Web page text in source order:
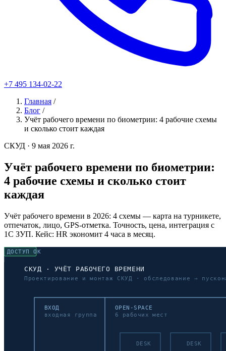
+7 495 134-02-22
Главная /
Блог /
Учёт рабочего времени по биометрии: 4 рабочие схемы
и сколько стоит каждая
СКУД · 9 мая 2026 г.
Учёт рабочего времени по биометрии:
4 рабочие схемы и сколько стоит
каждая
Учёт рабочего времени в 2026: 4 схемы — карта на турникете,
отпечаток, лицо, GPS-отметка. Точность, цена, интеграция с
1С ЗУП. Кейс: HR экономит 4 часа в месяц.